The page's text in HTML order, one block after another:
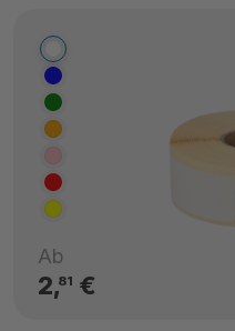
Ab
2,81 €